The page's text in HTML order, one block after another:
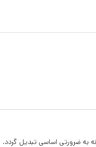
به ضرورتی اساسی تبدیل گردد.